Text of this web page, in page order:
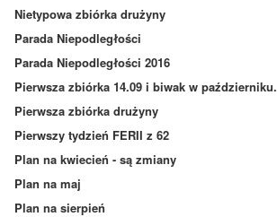
Nietypowa zbiórka drużyny
Parada Niepodległości
Parada Niepodległości 2016
Pierwsza zbiórka 14.09 i biwak w październiku.
Pierwsza zbiórka drużyny
Pierwszy tydzień FERII z 62
Plan na kwiecień - są zmiany
Plan na maj
Plan na sierpień